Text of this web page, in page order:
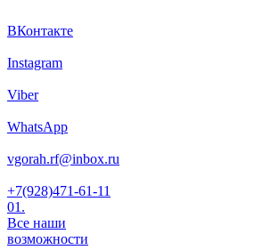
ВКонтакте
Instagram
Viber
WhatsApp
vgorah.rf@inbox.ru
+7(928)471-61-11
01.
Все наши
возможности